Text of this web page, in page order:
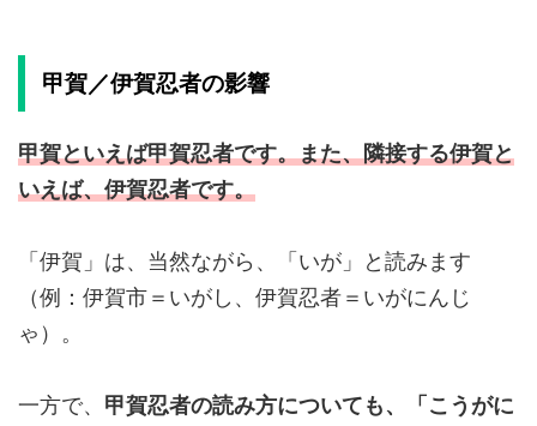
甲賀／伊賀忍者の影響
甲賀といえば甲賀忍者です。また、隣接する伊賀と
いえば、伊賀忍者です。
「伊賀」は、当然ながら、「いが」と読みます
（例：伊賀市＝いがし、伊賀忍者＝いがにんじ
ゃ）。
一方で、 甲賀忍者の読み方についても、「こうがに